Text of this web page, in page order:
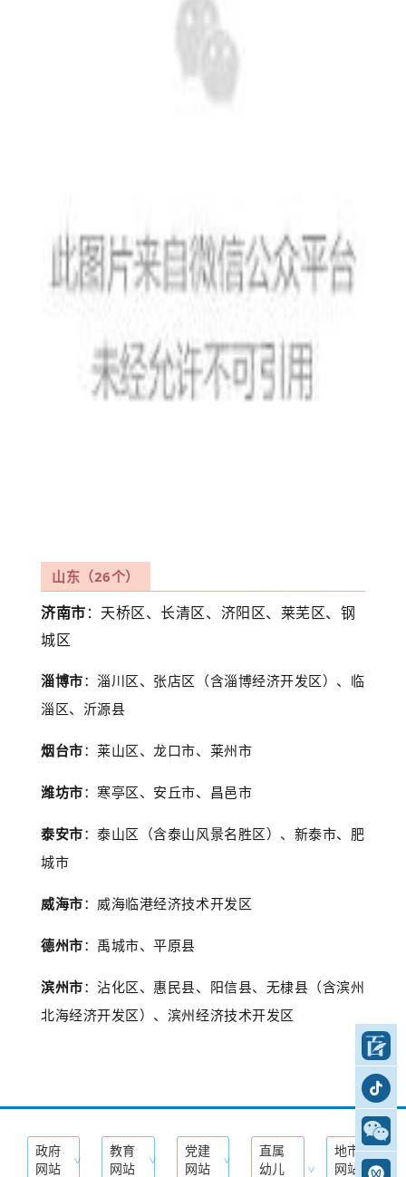
山东（26个）
济南市 ：天桥区、长清区、济阳区、莱芜区、钢
城区
淄博市：淄川区、张店区（含淄博经济开发区）、临
淄区、沂源县
烟台市：莱山区、龙口市、莱州市
潍坊市：寒亭区、安丘市、昌邑市
泰安市：泰山区（含泰山风景名胜区）、新泰市、肥
城市
威海市：威海临港经济技术开发区
德州市：禹城市、平原县
滨州市：沾化区、惠民县、阳信县、无棣县（含滨州
北海经济开发区）、滨州经济技术开发区
百家号
抖音号
公众号
政府
网站
>
教育
网站
>
党建
网站
>
直属
幼儿
>
地市
网站
>